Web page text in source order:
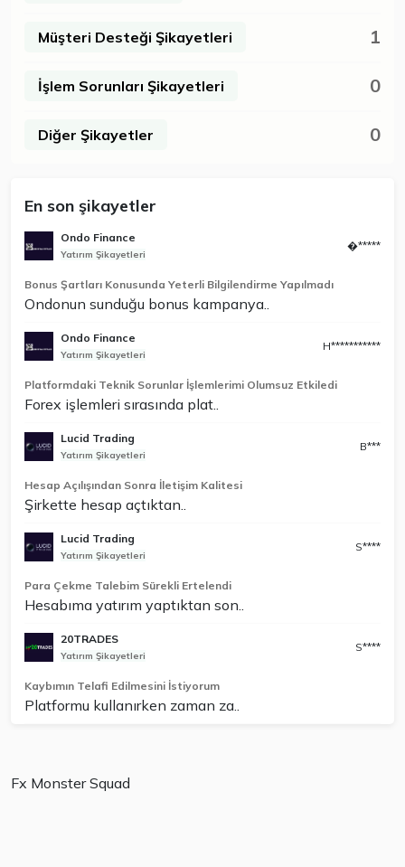
Müşteri Desteği Şikayetleri 1
İşlem Sorunları Şikayetleri 0
Diğer Şikayetler 0
En son şikayetler
Ondo Finance
Yatırım Şikayetleri
�*****
Bonus Şartları Konusunda Yeterli Bilgilendirme Yapılmadı
Ondonun sunduğu bonus kampanya..
Ondo Finance
Yatırım Şikayetleri
H***********
Platformdaki Teknik Sorunlar İşlemlerimi Olumsuz Etkiledi
Forex işlemleri sırasında plat..
Lucid Trading
Yatırım Şikayetleri
B***
Hesap Açılışından Sonra İletişim Kalitesi
Şirkette hesap açtıktan..
Lucid Trading
Yatırım Şikayetleri
S****
Para Çekme Talebim Sürekli Ertelendi
Hesabıma yatırım yaptıktan son..
20TRADES
Yatırım Şikayetleri
S****
Kaybımın Telafi Edilmesini İstiyorum
Platformu kullanırken zaman za..
Fx Monster Squad